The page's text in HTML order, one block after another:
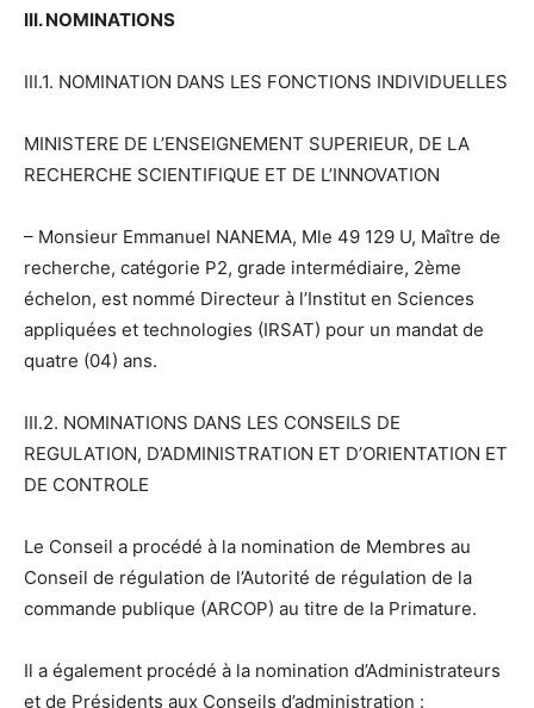
III. NOMINATIONS
III.1. NOMINATION DANS LES FONCTIONS INDIVIDUELLES
MINISTERE DE L’ENSEIGNEMENT SUPERIEUR, DE LA
RECHERCHE SCIENTIFIQUE ET DE L’INNOVATION
– Monsieur Emmanuel NANEMA, Mle 49 129 U, Maître de
recherche, catégorie P2, grade intermédiaire, 2ème
échelon, est nommé Directeur à l’Institut en Sciences
appliquées et technologies (IRSAT) pour un mandat de
quatre (04) ans.
III.2. NOMINATIONS DANS LES CONSEILS DE
REGULATION, D’ADMINISTRATION ET D’ORIENTATION ET
DE CONTROLE
Le Conseil a procédé à la nomination de Membres au
Conseil de régulation de l’Autorité de régulation de la
commande publique (ARCOP) au titre de la Primature.
Il a également procédé à la nomination d’Administrateurs
et de Présidents aux Conseils d’administration :